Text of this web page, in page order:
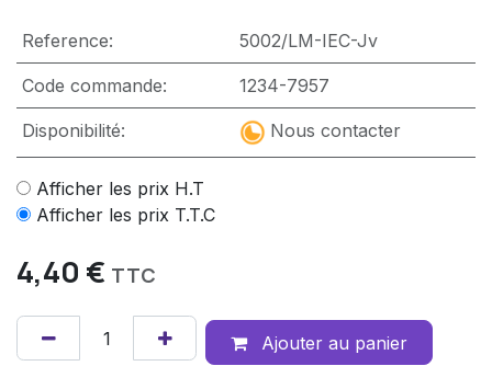
Reference: 5002/LM-IEC-Jv
Code commande: 1234-7957
Disponibilité: Nous contacter
Afficher les prix H.T
Afficher les prix T.T.C
4,40 € TTC
Ajouter au panier